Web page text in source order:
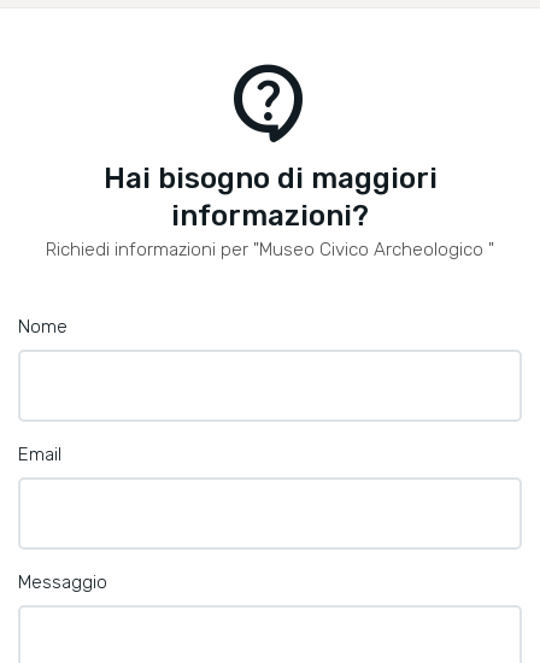
contact_support
Hai bisogno di maggiori
informazioni?
Richiedi informazioni per "Museo Civico Archeologico "
Nome
Email
Messaggio